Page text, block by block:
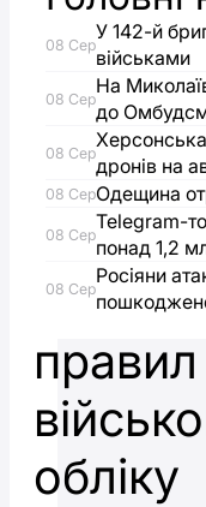
жінкам
за
правил
обліку
08 Сер
У 142-й
військами
08 Сер
На
до
08 Сер
дронів на
08 СерОдещина
08 Сер
Telegram-
понад 1,2
08 Сер
Росіяни